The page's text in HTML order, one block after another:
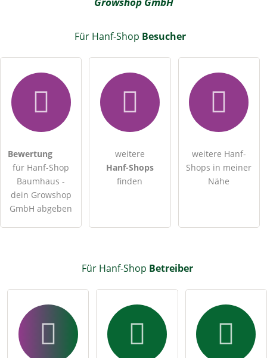
Für Hanf-Shop Besucher
Bewertung
für Hanf-Shop
Baumhaus -
dein Growshop
GmbH abgeben
weitere
Hanf-Shops
finden
weitere Hanf-
Shops in meiner
Nähe
Für Hanf-Shop Betreiber